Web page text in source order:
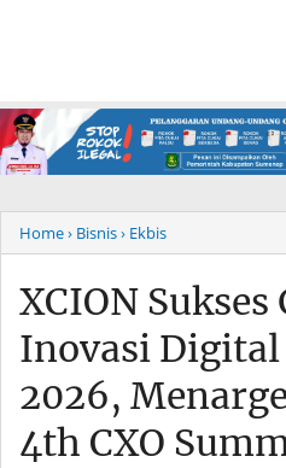
Home› Bisnis› Ekbis
XCION
Inovasi
2026,
4th CXO